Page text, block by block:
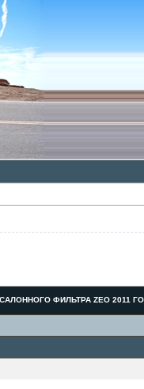
ФИЛЬТРА ZEO 2011